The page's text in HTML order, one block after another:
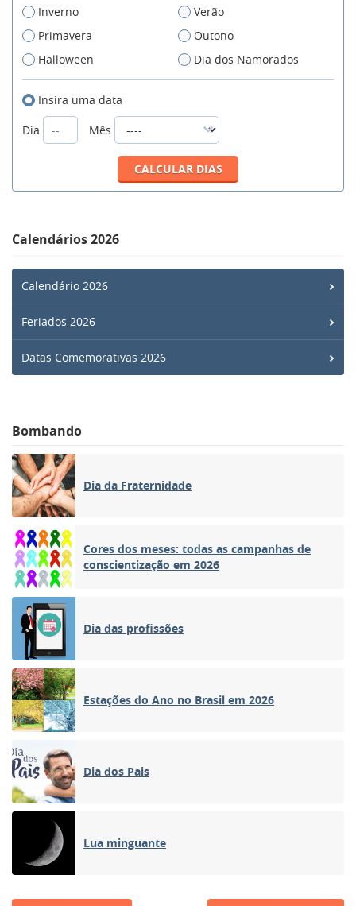
Inverno
Verão
Primavera
Outono
Halloween
Dia dos Namorados
Insira uma data
Dia
Mês
Calendários 2026
Calendário 2026
Feriados 2026
Datas Comemorativas 2026
Bombando
Dia da Fraternidade
Cores dos meses: todas as campanhas de
conscientização em 2026
Dia das profissões
Estações do Ano no Brasil em 2026
Dia dos Pais
Lua minguante